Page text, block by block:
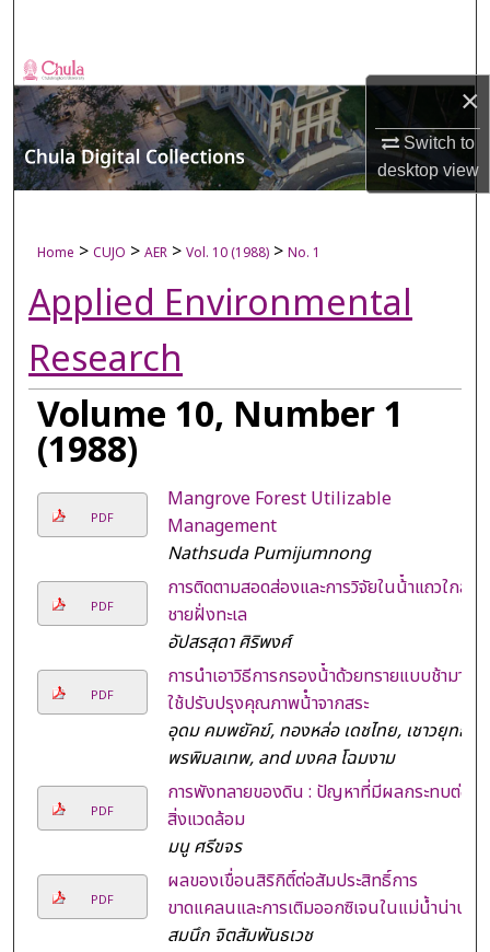
×
Switch to
desktopview
Browse Collections
My Account
About
Digital Commons Network™
Home > CUJO > AER > Vol. 10 (1988) > No. 1
Applied Environmental
Research
Volume 10, Number 1
(1988)
PDF
Mangrove Forest Utilizable
Management
Nathsuda Pumijumnong
PDF
การติดตามสอดส่องและการวิจัยในน้ําแถวใกล้
ชายฝั่งทะเล
อัปสรสุดา ศิริพงศ์
PDF
การนําเอาวิธีการกรองน้ําด้วยทรายแบบช้ามา
ใช้ปรับปรุงคุณภาพน้ําจากสระ
อุดม คมพยัคฆ์, ทองหล่อ เดชไทย, เชาวยุทธ
พรพิมลเทพ, and มงคล โฉมงาม
PDF
การพังทลายของดิน : ปัญหาที่มีผลกระทบต่อ
สิ่งแวดล้อม
มนู ศรีขจร
PDF
ผลของเขื่อนสิริกิติ์ต่อสัมประสิทธิ์การ
ขาดแคลนและการเติมออกซิเจนในแม่น้ำน่าน
สมนึก จิตสัมพันธเวช